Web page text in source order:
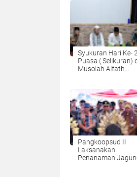
Syukuran Hari Ke-
Puasa ( Selikuran)
Musolah Alfath
Pangkoopsud II
Laksanakan
Penanaman